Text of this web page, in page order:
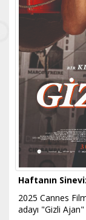
Haftanın
2025 Cannes
adayı "Gizli